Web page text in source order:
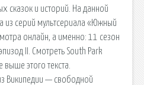
сказок и историй. На данной
из серий мультсериала «Южный
онлайн, а именно: 11 сезон
II. Смотреть South Park
этого текста.
Википедии — свободной